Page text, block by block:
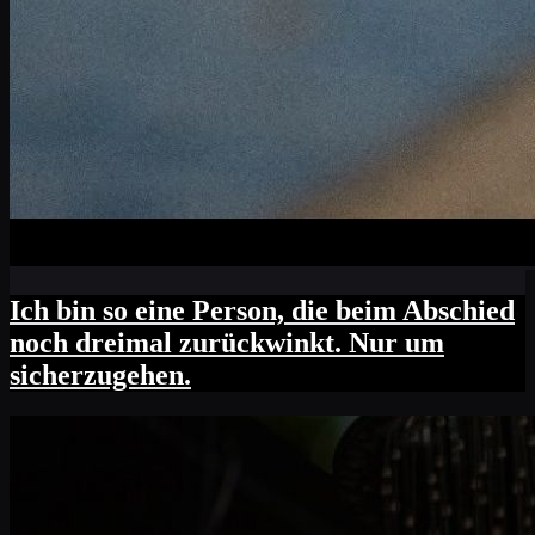
Ich bin so eine Person, die beim Abschied
noch dreimal zurückwinkt. Nur um
sicherzugehen.